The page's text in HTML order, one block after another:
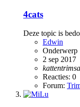
4cats
Deze topic is
Edwin
Onderwerp
2 sep 2017
Reacties: 0
Forum: